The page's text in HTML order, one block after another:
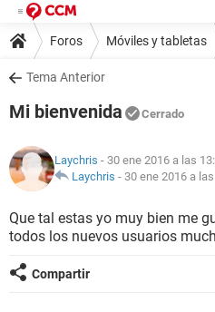
Foros Móviles y tabletas
Tema Anterior
Mi bienvenida Cerrado
Laychris - 30 ene 2016 a las
Laychris - 30 ene 2016 a
Que tal estas yo muy bien me
todos los nuevos usuarios
Compartir